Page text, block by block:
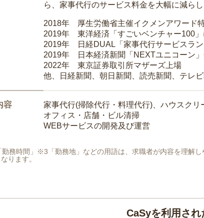
ら、家事代行のサービス料金を大幅に減ら
2018年 厚生労働省主催イクメンアワード
2019年 東洋経済「すごいベンチャー100」
2019年 日経DUAL「家事代行サービスラ
2019年 日本経済新聞「NEXTユニコーン」
2022年 東京証券取引所マザーズ上場
他、日経新聞、朝日新聞、読売新聞、テレ
容
家事代行(掃除代行・料理代行)、ハウスクリ
オフィス・店舗・ビル清掃
WEBサービスの開発及び運営
務時間」※3「勤務地」などの用語は、求職者が内容を理解
ります。
CaSyを利用さ